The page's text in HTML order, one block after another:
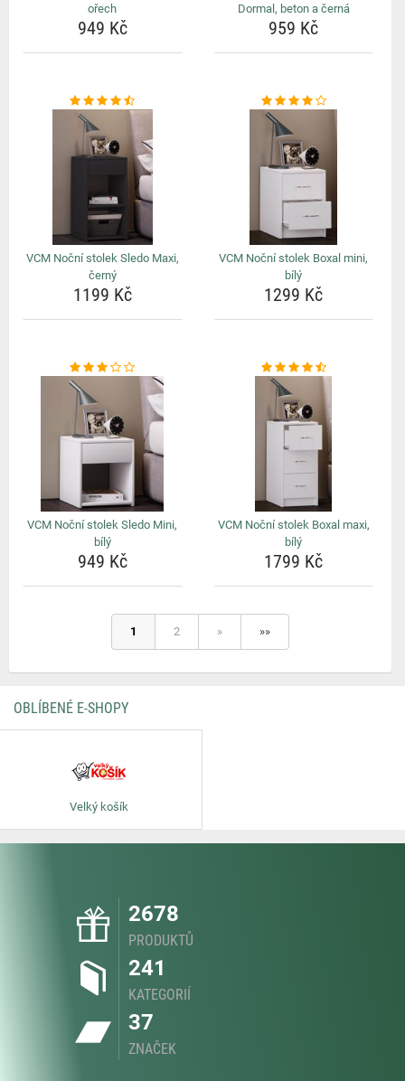
ořech
949 Kč
Dormal, beton a černá
959 Kč
VCM Noční stolek Sledo Maxi,
černý
1199 Kč
VCM Noční stolek Boxal mini,
bílý
1299 Kč
VCM Noční stolek Sledo Mini,
bílý
949 Kč
VCM Noční stolek Boxal maxi,
bílý
1799 Kč
1 2 » »»
OBLÍBENÉ E-SHOPY
Velký košík
2678
PRODUKTŮ
241
KATEGORIÍ
37
ZNAČEK